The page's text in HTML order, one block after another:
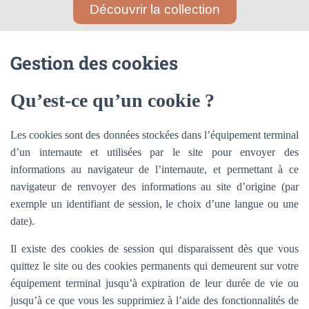
Découvrir la collection
Gestion des cookies
Qu’est-ce qu’un cookie ?
Les cookies sont des données stockées dans l’équipement terminal
d’un internaute et utilisées par le site pour envoyer des
informations au navigateur de l’internaute, et permettant à ce
navigateur de renvoyer des informations au site d’origine (par
exemple un identifiant de session, le choix d’une langue ou une
date).
Il existe des cookies de session qui disparaissent dès que vous
quittez le site ou des cookies permanents qui demeurent sur votre
équipement terminal jusqu’à expiration de leur durée de vie ou
jusqu’à ce que vous les supprimiez à l’aide des fonctionnalités de